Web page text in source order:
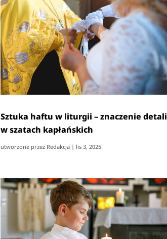
Sztuka haftu w liturgii – znaczenie detali
w szatach kapłańskich
utworzone przez Redakcja| lis 3, 2025